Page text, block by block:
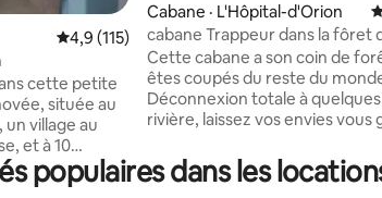
Note moyenne de 4,9 sur 5, 115
4,9 (115)
cette petite
située au
un village au
et à 10
située dans
proche
Cabane · L'Hôpital-d'Orion
cabane Trappeur dans la fôret
de bearn
Cette cabane a son coin de
êtes coupés du reste du
Déconnexion totale à quelques
rivière, laissez vos envies vous
composée d'une chambre à
un lit, en bas une pièce qui
populaires dans les